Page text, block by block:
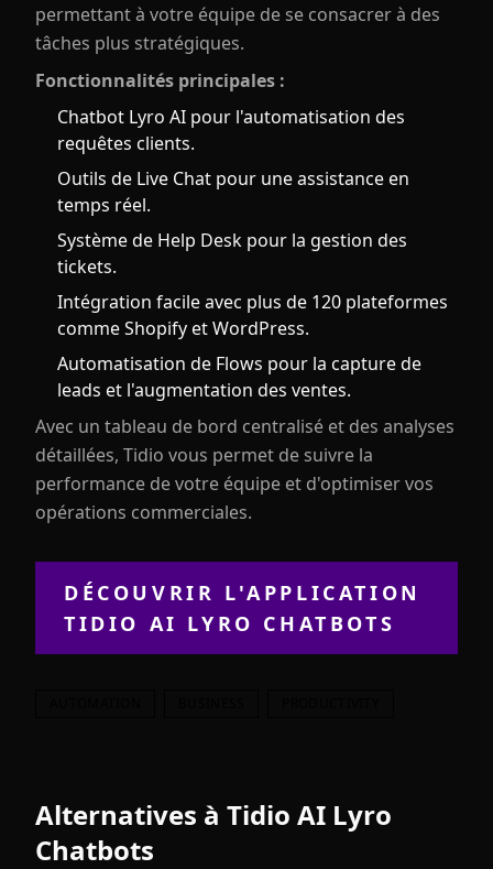
permettant à votre équipe de se consacrer à des
tâches plus stratégiques.
Fonctionnalités principales :
Chatbot Lyro AI pour l'automatisation des
requêtes clients.
Outils de Live Chat pour une assistance en
temps réel.
Système de Help Desk pour la gestion des
tickets.
Intégration facile avec plus de 120 plateformes
comme Shopify et WordPress.
Automatisation de Flows pour la capture de
leads et l'augmentation des ventes.
Avec un tableau de bord centralisé et des analyses
détaillées, Tidio vous permet de suivre la
performance de votre équipe et d'optimiser vos
opérations commerciales.
DÉCOUVRIR L'APPLICATION
TIDIO AI LYRO CHATBOTS
Alternatives à Tidio AI Lyro
Chatbots